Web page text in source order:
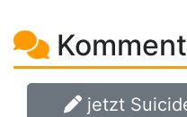
jetzt